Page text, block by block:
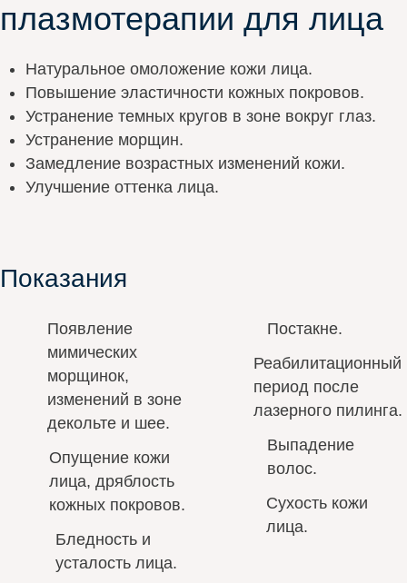
плазмотерапии для лица
Натуральное омоложение кожи лица.
Повышение эластичности кожных покровов.
Устранение темных кругов в зоне вокруг глаз.
Устранение морщин.
Замедление возрастных изменений кожи.
Улучшение оттенка лица.
Показания
Появление
мимических
морщинок,
изменений в зоне
декольте и шее.
Опущение кожи
лица, дряблость
кожных покровов.
Бледность и
усталость лица.
Постакне.
Реабилитационный
период после
лазерного пилинга.
Выпадение
волос.
Сухость кожи
лица.